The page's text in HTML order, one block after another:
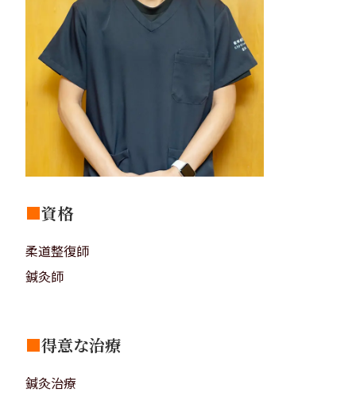
■資格
柔道整復師
鍼灸師
■得意な治療
鍼灸治療